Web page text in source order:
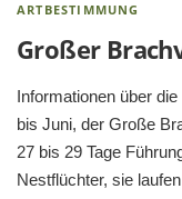
ARTBESTIMMUNG
Großer
Informationen über
bis Juni, der Große
27 bis 29 Tage
Nestflüchter, sie